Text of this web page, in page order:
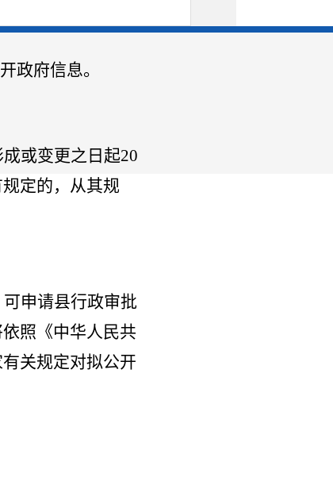
政府信息。
或变更之日起20
定的，从其规
申请县行政审批
照《中华人民共
关规定对拟公开